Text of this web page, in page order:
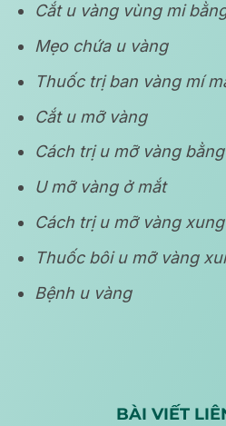
Cắt u vàng vùng mi
Mẹo chứa u vàng
Thuốc trị ban vàng mí
Cắt u mỡ vàng
Cách trị u mỡ vàng
U mỡ vàng ở mắt
Cách trị u mỡ vàng
Thuốc bôi u mỡ vàng
Bệnh u vàng
BÀI VIẾT